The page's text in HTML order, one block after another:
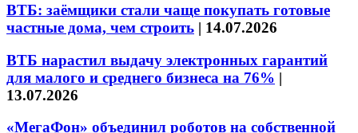
ВТБ: заёмщики стали чаще покупать готовые
частные дома, чем строить | 14.07.2026
ВТБ нарастил выдачу электронных гарантий
для малого и среднего бизнеса на 76% |
13.07.2026
«МегаФон» объединил роботов на собственной